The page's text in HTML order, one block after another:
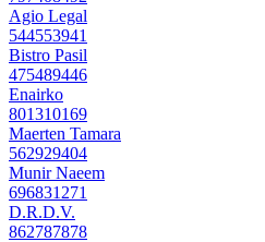
Agio Legal
544553941
Bistro Pasil
475489446
Enairko
801310169
Maerten Tamara
562929404
Munir Naeem
696831271
D.R.D.V.
862787878